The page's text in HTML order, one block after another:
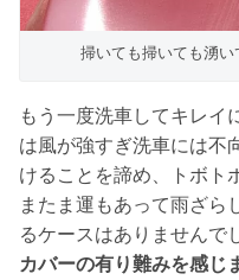
掃いても掃いても湧い
もう一度洗車してキレイ
は風が強すぎ洗車には不
けることを諦め、トボト
またま運もあって雨ざら
るケースはありませんで
カバーの有り難みを感じ